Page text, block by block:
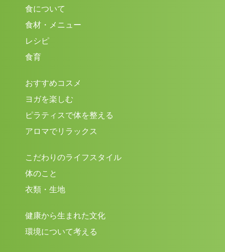
食について
食材・メニュー
レシピ
食育
おすすめコスメ
ヨガを楽しむ
ピラティスで体を整える
アロマでリラックス
こだわりのライフスタイル
体のこと
衣類・生地
健康から生まれた文化
環境について考える